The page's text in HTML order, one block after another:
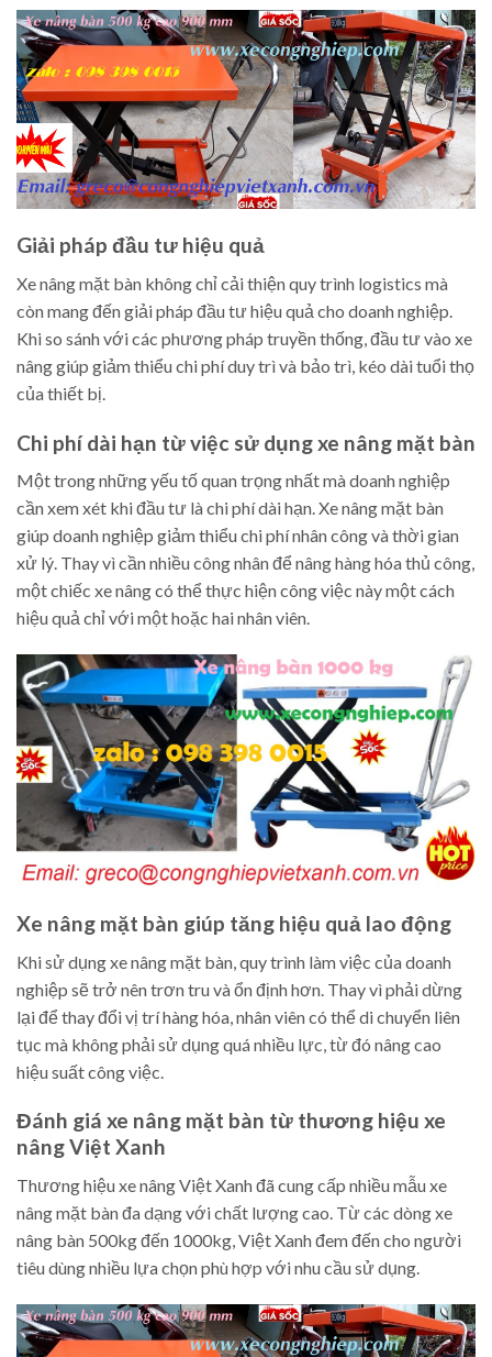
Giải pháp đầu tư hiệu quả
Xe nâng mặt bàn không chỉ cải thiện quy trình logistics mà
còn mang đến giải pháp đầu tư hiệu quả cho doanh nghiệp.
Khi so sánh với các phương pháp truyền thống, đầu tư vào xe
nâng giúp giảm thiểu chi phí duy trì và bảo trì, kéo dài tuổi thọ
của thiết bị.
Chi phí dài hạn từ việc sử dụng xe nâng mặt bàn
Một trong những yếu tố quan trọng nhất mà doanh nghiệp
cần xem xét khi đầu tư là chi phí dài hạn. Xe nâng mặt bàn
giúp doanh nghiệp giảm thiểu chi phí nhân công và thời gian
xử lý. Thay vì cần nhiều công nhân để nâng hàng hóa thủ công,
một chiếc xe nâng có thể thực hiện công việc này một cách
hiệu quả chỉ với một hoặc hai nhân viên.
Xe nâng mặt bàn giúp tăng hiệu quả lao động
Khi sử dụng xe nâng mặt bàn, quy trình làm việc của doanh
nghiệp sẽ trở nên trơn tru và ổn định hơn. Thay vì phải dừng
lại để thay đổi vị trí hàng hóa, nhân viên có thể di chuyển liên
tục mà không phải sử dụng quá nhiều lực, từ đó nâng cao
hiệu suất công việc.
Đánh giá xe nâng mặt bàn từ thương hiệu xe
nâng Việt Xanh
Thương hiệu xe nâng Việt Xanh đã cung cấp nhiều mẫu xe
nâng mặt bàn đa dạng với chất lượng cao. Từ các dòng xe
nâng bàn 500kg đến 1000kg, Việt Xanh đem đến cho người
tiêu dùng nhiều lựa chọn phù hợp với nhu cầu sử dụng.